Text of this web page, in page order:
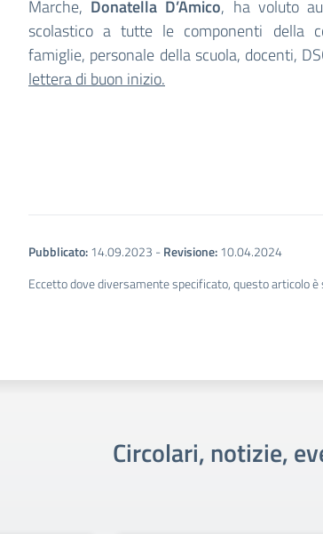
Marche, Donatella D’Amico, ha voluto
scolastico a tutte le componenti della
famiglie, personale della scuola, docenti,
lettera di buon inizio.
Pubblicato:14.09.2023 -Revisione:10.04.2024
Eccetto dove diversamente specificato, questo articolo
Circolari, notizie,